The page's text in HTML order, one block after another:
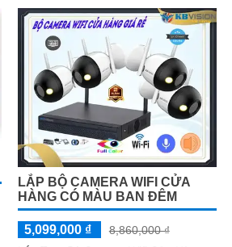
bộ camera này còn kèm theo 1 ổ cứng
500GB và 1 đầu ghi hình analog KX-
7104T giúp lưu trữ video giám sát
trong 7 ngày cho 4 mắt camera
LẮP BỘ CAMERA WIFI CỬA
HÀNG CÓ MÀU BAN ĐÊM
5,099,000 ₫
8,860,000 ₫